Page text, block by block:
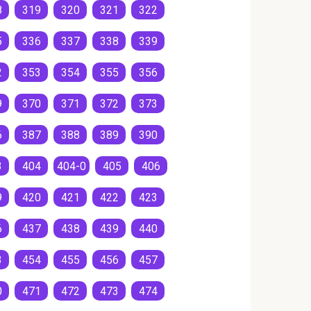
319 320 321 322
336 337 338 339
353 354 355 356
370 371 372 373
387 388 389 390
404 404-0 405 406
420 421 422 423
437 438 439 440
454 455 456 457
471 472 473 474